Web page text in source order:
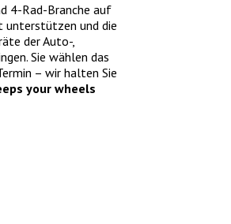
Der sicherste Weg zum richtigen
Auto führt über die Typenschein-
4-Rad-Branche auf
unterstützen und die
der Auto-,
Sie wählen das
– wir halten Sie
your wheels